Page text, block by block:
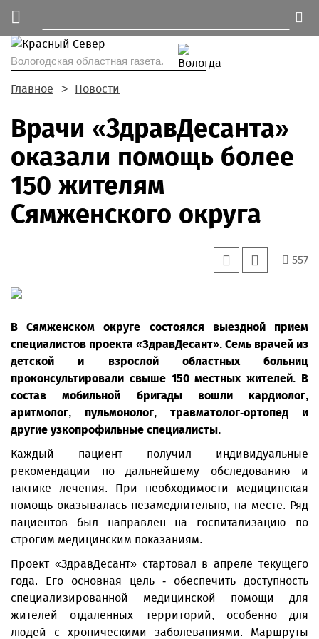
Вологодская областная газета.
Главное Новости
Врачи «ЗдравДесанта»
оказали помощь более
150 жителям
Сямженского округа
557
В Сямженском округе состоялся выездной прием
специалистов проекта «ЗдравДесант». Семь врачей из
детской и взрослой областных больниц
проконсультировали свыше 150 местных жителей. В
состав мобильной бригады вошли кардиолог,
аритмолог, пульмонолог, травматолог-ортопед и
другие узкопрофильные специалисты.
Каждый пациент получил индивидуальные
рекомендации по дальнейшему обследованию и
тактике лечения. При необходимости медицинская
помощь оказывалась незамедлительно, на месте. Ряд
пациентов был направлен на госпитализацию по
строгим медицинским показаниям.
Проект «ЗдравДесант» стартовал в апреле текущего
года. Его основная цель - обеспечить доступность
специализированной медицинской помощи для
жителей отдаленных территорий, особенно для
людей с хроническими заболеваниями. Маршруты